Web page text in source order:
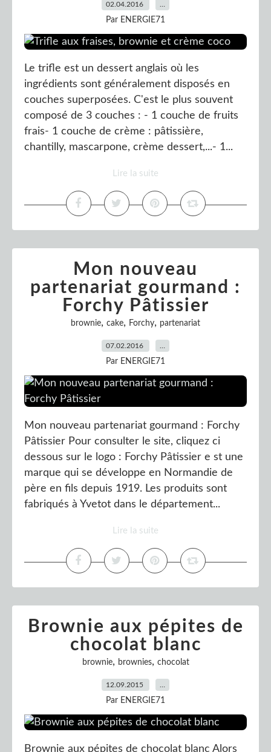
02.04.2016
Par ENERGIE71
Le trifle est un dessert anglais où les
ingrédients sont généralement disposés en
couches superposées. C'est le plus souvent
composé de 3 couches : - 1 couche de fruits
frais- 1 couche de crème : pâtissière,
chantilly, mascarpone, crème dessert,...- 1...
Lire la suite
Mon nouveau
partenariat gourmand :
Forchy Pâtissier
brownie, cake, Forchy, partenariat
07.02.2016
Par ENERGIE71
Mon nouveau partenariat gourmand : Forchy
Pâtissier Pour consulter le site, cliquez ci
dessous sur le logo : Forchy Pâtissier e st une
marque qui se développe en Normandie de
père en fils depuis 1919. Les produits sont
fabriqués à Yvetot dans le département...
Lire la suite
Brownie aux pépites de
chocolat blanc
brownie, brownies, chocolat
12.09.2015
Par ENERGIE71
Brownie aux pépites de chocolat blanc Alors